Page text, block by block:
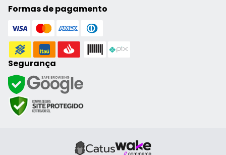
Formas de pagamento
Segurança